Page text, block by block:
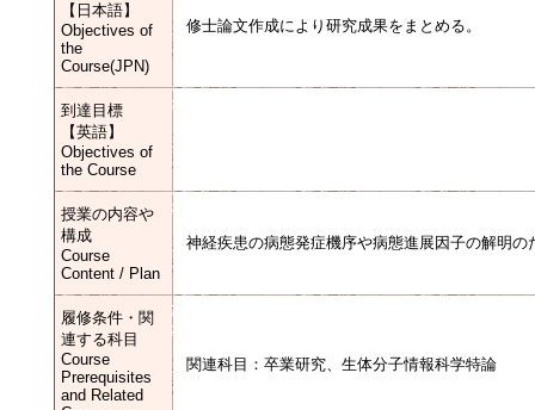
【日本語】
Objectives of
the
Course(JPN)
修士論文作成により研究成果をまとめる。
到達目標
【英語】
Objectives of
the Course
授業の内容や
構成
Course
Content / Plan
神経疾患の病態発症機序や病態進展因子の解明
履修条件・関
連する科目
Course
Prerequisites
and Related
関連科目：卒業研究、生体分子情報科学特論